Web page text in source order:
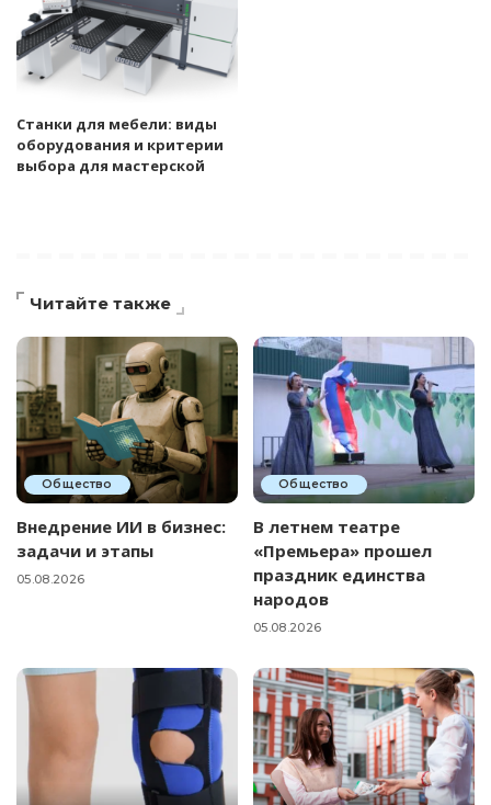
Станки для мебели: виды
оборудования и критерии
выбора для мастерской
Читайте также
Общество
Внедрение ИИ в бизнес:
задачи и этапы
05.08.2026
Общество
В летнем театре
«Премьера» прошел
праздник единства
народов
05.08.2026